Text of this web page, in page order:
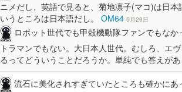
ニメだし、英語で見ると、菊地凛子(マコ)は日
いうところは日本語だし。 OM64 5月29日
ロボット世代でも甲殻機動隊ファンでもな
トラマンでもない。大日本人世代。むしろ、エ
るってどういうことだろうか。単純でも答えが
流石に美化されすぎていたところも確かに